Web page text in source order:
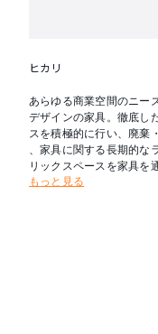
ヒカリ
あらゆる商業空間のニー
デザインの家具。徹底し
スを積極的に行い、廃棄
、家具に関する長期的な
リックスペースを家具を
もっと見る